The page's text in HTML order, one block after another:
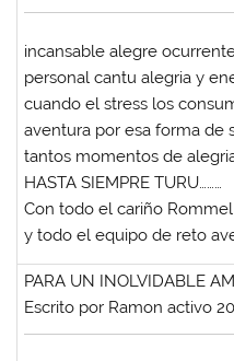
incansable alegre
personal cantu alegria y
cuando el stress los
aventura por esa forma de
tantos momentos de
HASTA SIEMPRE TURU………
Con todo el cariño
y todo el equipo de reto
PARA UN INOLVIDABLE
Escrito por Ramon activo